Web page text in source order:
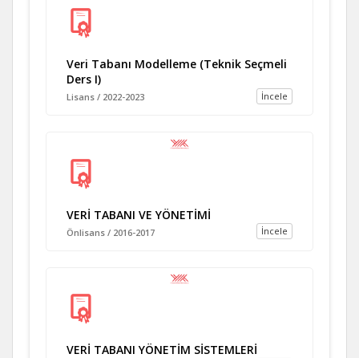
Veri Tabanı Modelleme (Teknik Seçmeli
Ders I)
İncele
Lisans / 2022-2023
VERİ TABANI VE YÖNETİMİ
İncele
Önlisans / 2016-2017
VERİ TABANI YÖNETİM SİSTEMLERİ